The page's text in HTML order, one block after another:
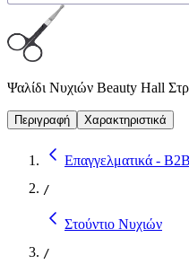
Ψαλίδι Νυχιών Beauty Hall
Περιγραφή Χαρακτηριστικά
Επαγγελματικά - B2B
/
Στούντιο Νυχιών
/